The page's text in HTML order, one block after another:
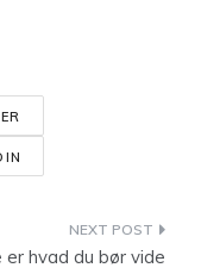
hvad du bør vide